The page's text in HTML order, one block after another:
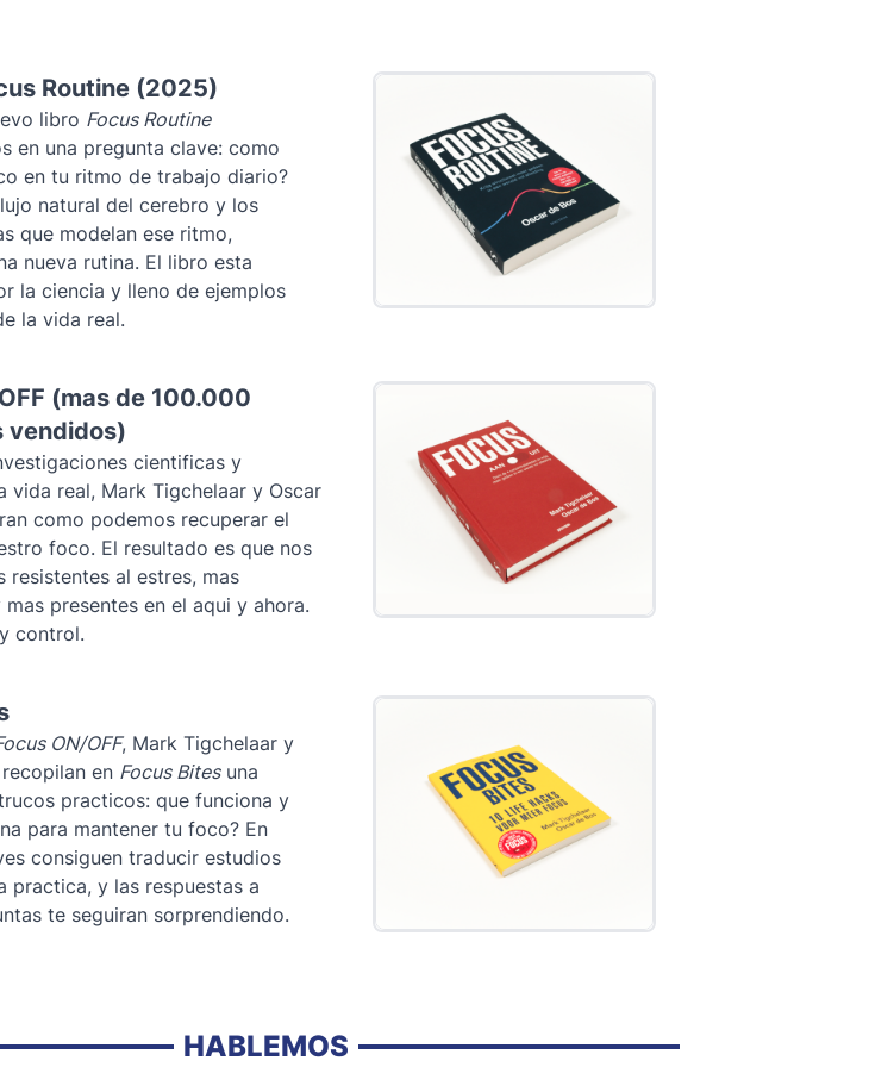
Routine (2025)
libro Focus Routine
en una pregunta clave: como
en tu ritmo de trabajo diario?
natural del cerebro y los
que modelan ese ritmo,
nueva rutina. El libro esta
la ciencia y lleno de ejemplos
la vida real.
(mas de 100.000
vendidos)
cientificas y
vida real, Mark Tigchelaar y Oscar
como podemos recuperar el
foco. El resultado es que nos
resistentes al estres, mas
presentes en el aqui y ahora.
control.
ON/OFF, Mark Tigchelaar y
en Focus Bitesuna
practicos: que funciona y
para mantener tu foco? En
consiguen traducir estudios
practica, y las respuestas a
te seguiran sorprendiendo.
HABLEMOS